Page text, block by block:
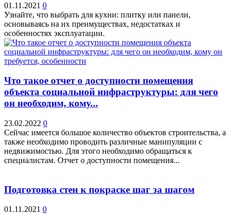
01.11.2021 0
Узнайте, что выбрать для кухни: плитку или панели,
основываясь на их преимуществах, недостатках и
особенностях эксплуатации.
Что такое отчет о доступности помещения
объекта социальной инфраструктуры: для чего
он необходим, кому...
23.02.2022 0
Сейчас имеется большое количество объектов строительства, а
также необходимо проводить различные манипуляции с
недвижимостью. Для этого необходимо обращаться к
специалистам. Отчет о доступности помещения...
Подготовка стен к покраске шаг за шагом
01.11.2021 0